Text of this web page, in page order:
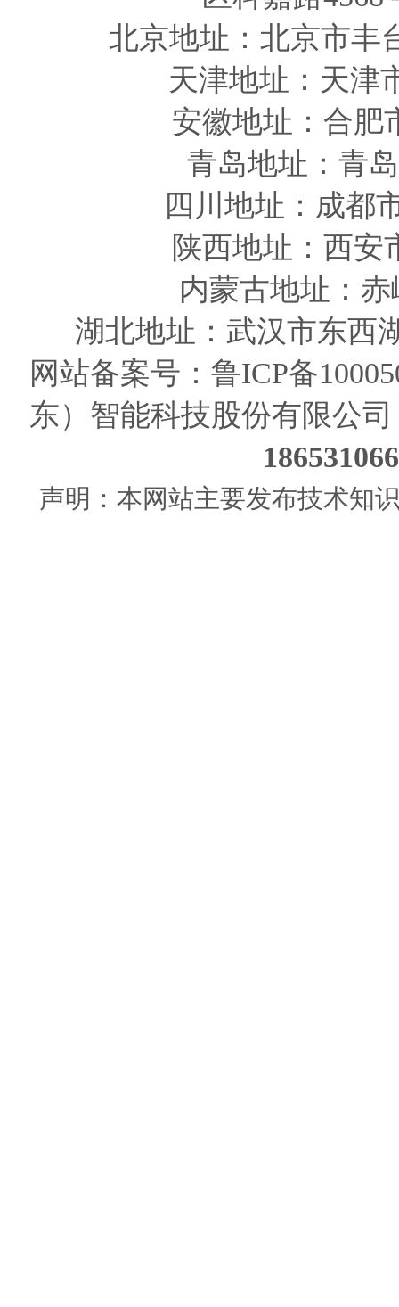
北京地址：北京市丰
天津地址 ：天津
安徽地址 ：合
青岛地址 ：青
四川 地址 ：成都
陕西地址 ：西
内蒙古地址：
湖北地址：武汉市东西
网站备案号： 鲁ICP备
东）智能科技股份有限公司
声明：本网站主要发布技术知